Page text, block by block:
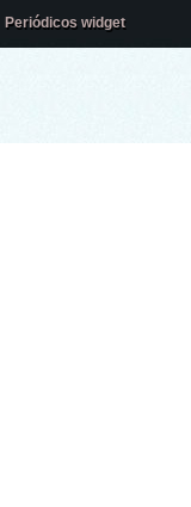
Periódicos widget